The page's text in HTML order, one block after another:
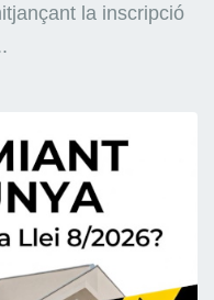
la inscripció